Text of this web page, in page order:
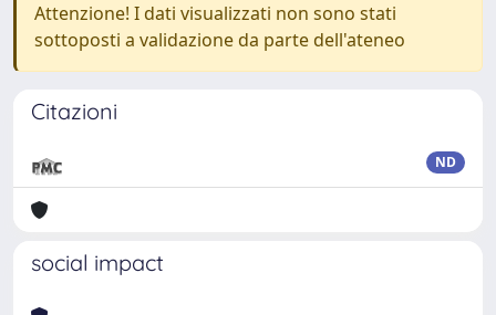
Attenzione! I dati visualizzati non sono stati
sottoposti a validazione da parte dell'ateneo
Citazioni
ND
social impact